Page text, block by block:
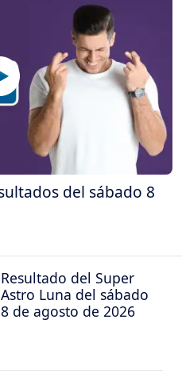
del sábado 8
Resultado del Super
Astro Luna del sábado
8 de agosto de 2026